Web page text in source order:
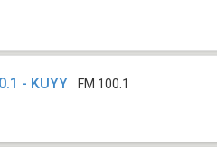
- KUYY FM 100.1